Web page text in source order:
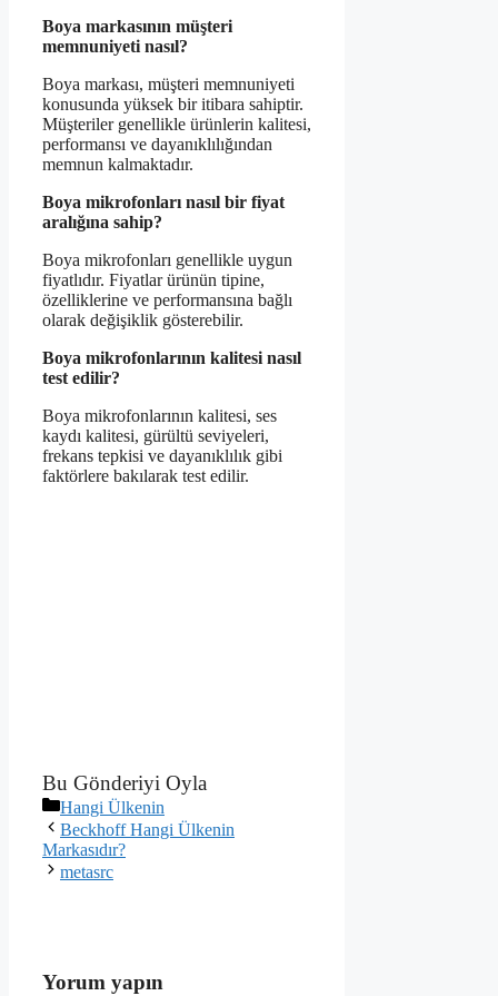
Boya markasının müşteri
memnuniyeti nasıl?
Boya markası, müşteri memnuniyeti
konusunda yüksek bir itibara sahiptir.
Müşteriler genellikle ürünlerin kalitesi,
performansı ve dayanıklılığından
memnun kalmaktadır.
Boya mikrofonları nasıl bir fiyat
aralığına sahip?
Boya mikrofonları genellikle uygun
fiyatlıdır. Fiyatlar ürünün tipine,
özelliklerine ve performansına bağlı
olarak değişiklik gösterebilir.
Boya mikrofonlarının kalitesi nasıl
test edilir?
Boya mikrofonlarının kalitesi, ses
kaydı kalitesi, gürültü seviyeleri,
frekans tepkisi ve dayanıklılık gibi
faktörlere bakılarak test edilir.
Bu Gönderiyi Oyla
Kategoriler
Hangi Ülkenin
Beckhoff Hangi Ülkenin
Markasıdır?
metasrc
Yorum yapın